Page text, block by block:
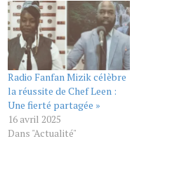
Radio Fanfan Mizik célèbre
la réussite de Chef Leen :
Une fierté partagée »
16 avril 2025
Dans "Actualité"